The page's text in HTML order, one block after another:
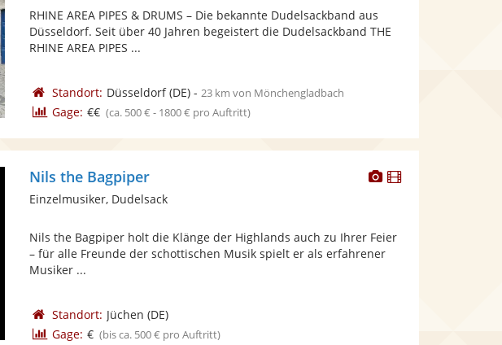
bereit.
5
Sternen
RHINE AREA PIPES & DRUMS – Die bekannte Dudelsackband aus
Düsseldorf. Seit über 40 Jahren begeistert die Dudelsackband THE
RHINE AREA PIPES ...
Standort: Düsseldorf(DE)- 23 km von Mönchengladbach
Gage: €€ (ca. 500 € - 1800 € pro Auftritt)
Dieser
Fotos
bereit.
Dieser
Nils the Bagpiper
Einzelmusiker, Dudelsack
Nils the Bagpiper holt die Klänge der Highlands auch zu Ihrer Feier
– für alle Freunde der schottischen Musik spielt er als erfahrener
Musiker ...
Standort: Jüchen (DE)
Gage: € (bis ca. 500 € pro Auftritt)